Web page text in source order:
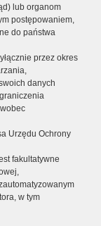
lub organom
postępowaniem,
do państwa
przez okres
danych
Urzędu Ochrony
fakultatywne
w tym